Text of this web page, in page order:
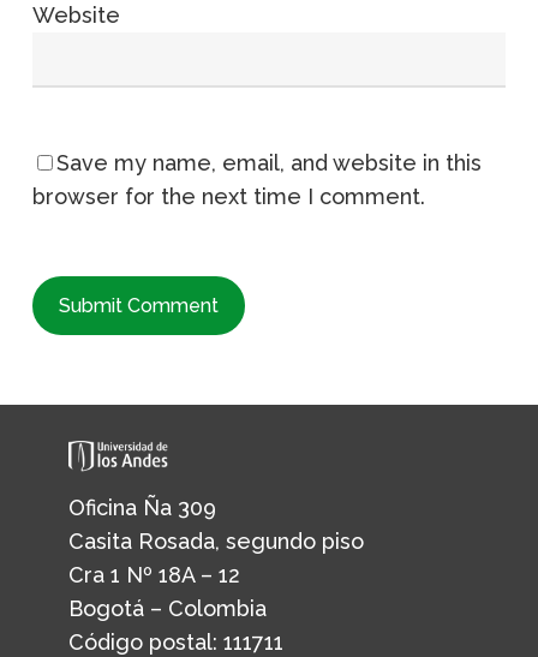
Website
Save my name, email, and website in this
browser for the next time I comment.
Oficina Ña 309
Casita Rosada, segundo piso
Cra 1 Nº 18A – 12
Bogotá – Colombia
Código postal: 111711